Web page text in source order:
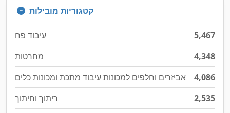
קטגוריות מובילות
עיבוד פח
5,467
מחרטות
4,348
אביזרים וחלפים למכונות עיבוד מתכת ומכונות כלים
4,086
ריתוך וחיתוך
2,535